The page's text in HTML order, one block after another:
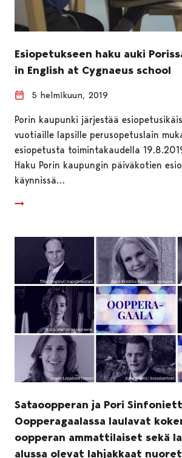
Esiopetukseen haku auki
in English at Cygnaeus school
5 helmikuun, 2019
Porin kaupunki järjestää
vuotiaille lapsille perusopetuslain
esiopetusta toimintakaudella
Haku Porin kaupungin päiväkotien
käynnissä…
Sataoopperan ja Pori
Oopperagaalassa laulavat
oopperan ammattilaiset sekä
alussa olevat lahjakkaat nuoret